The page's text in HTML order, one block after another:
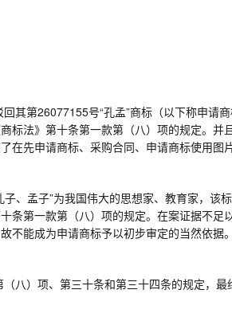
回其第26077155号“孔孟”商标（以下称申请
标法》第十条第一款第（八）项的规定。并
先申请商标、采购合同、申请商标使用图
子、孟子”为我国伟大的思想家、教育家，
条第一款第（八）项的规定。在案证据不
不能成为申请商标予以初步审定的当然依据。
八）项、第三十条和第三十四条的规定， 最